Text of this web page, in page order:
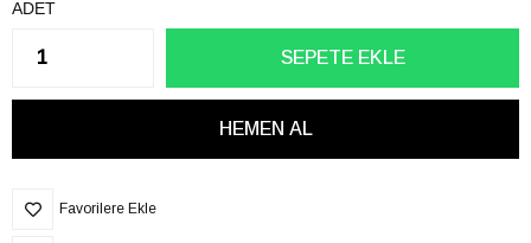
ADET
Favorilere Ekle